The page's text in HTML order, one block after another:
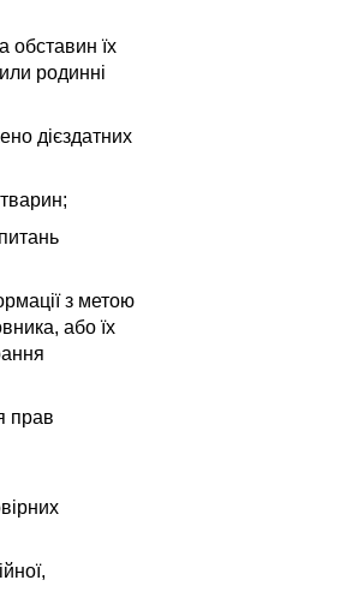
обставин їх
родинні
дієздатних
з метою
або їх
прав